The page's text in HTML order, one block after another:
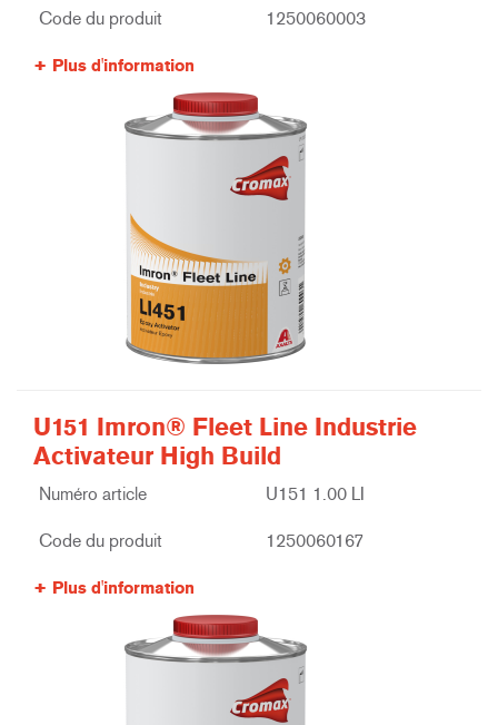
Code du produit 1250060003
Plus d'information
U151 Imron® Fleet Line Industrie
Activateur High Build
Numéro article U151 1.00 LI
Code du produit 1250060167
Plus d'information